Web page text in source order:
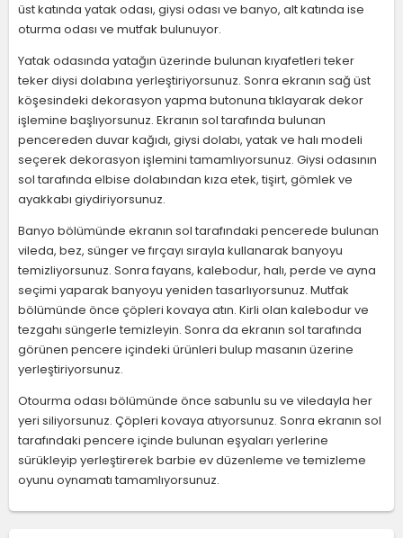
üst katında yatak odası, giysi odası ve banyo, alt katında ise
oturma odası ve mutfak bulunuyor.
Yatak odasında yatağın üzerinde bulunan kıyafetleri teker
teker diysi dolabına yerleştiriyorsunuz. Sonra ekranın sağ üst
köşesindeki dekorasyon yapma butonuna tıklayarak dekor
işlemine başlıyorsunuz. Ekranın sol tarafında bulunan
pencereden duvar kağıdı, giysi dolabı, yatak ve halı modeli
seçerek dekorasyon işlemini tamamlıyorsunuz. Giysi odasının
sol tarafında elbise dolabından kıza etek, tişirt, gömlek ve
ayakkabı giydiriyorsunuz.
Banyo bölümünde ekranın sol tarafındaki pencerede bulunan
vileda, bez, sünger ve fırçayı sırayla kullanarak banyoyu
temizliyorsunuz. Sonra fayans, kalebodur, halı, perde ve ayna
seçimi yaparak banyoyu yeniden tasarlıyorsunuz. Mutfak
bölümünde önce çöpleri kovaya atın. Kirli olan kalebodur ve
tezgahı süngerle temizleyin. Sonra da ekranın sol tarafında
görünen pencere içindeki ürünleri bulup masanın üzerine
yerleştiriyorsunuz.
Otourma odası bölümünde önce sabunlu su ve viledayla her
yeri siliyorsunuz. Çöpleri kovaya atıyorsunuz. Sonra ekranın sol
tarafındaki pencere içinde bulunan eşyaları yerlerine
sürükleyip yerleştirerek barbie ev düzenleme ve temizleme
oyunu oynamatı tamamlıyorsunuz.